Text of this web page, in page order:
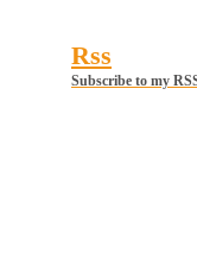
Rss
Subscribe to my